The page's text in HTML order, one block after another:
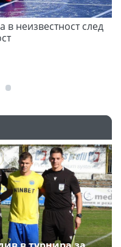
в неизвестност след